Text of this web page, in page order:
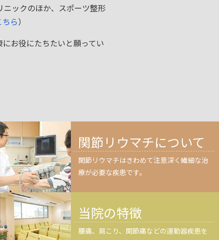
ックのほか、スポーツ整形
ら）
お役にたちたいと願ってい
関節リウマチについて
関節リウマチはきわめて注意深く繊細な治
療が必要な疾患です。
当院の特徴
腰痛、肩こり、関節痛などの運動器疾患を